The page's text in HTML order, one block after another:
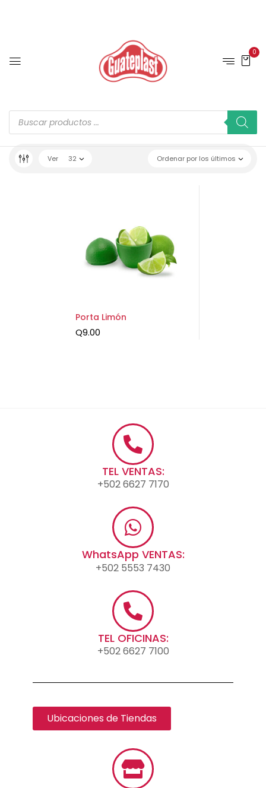
0
Ordenar por los últimos
Ver 32
Porta Limón
Q9.00
TEL VENTAS:
+502 6627 7170
WhatsApp VENTAS:
+502 5553 7430
TEL OFICINAS:
+502 6627 7100
Ubicaciones de Tiendas